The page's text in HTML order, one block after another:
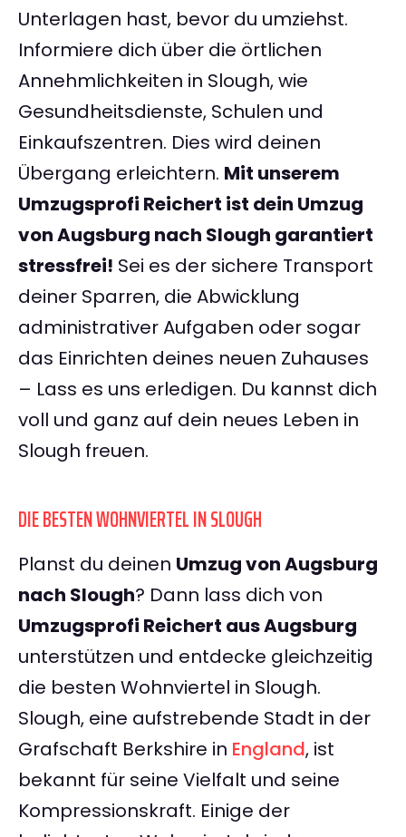
Unterlagen hast, bevor du umziehst.
Informiere dich über die örtlichen
Annehmlichkeiten in Slough, wie
Gesundheitsdienste, Schulen und
Einkaufszentren. Dies wird deinen
Übergang erleichtern. Mit unserem
Umzugsprofi Reichert ist dein Umzug
von Augsburg nach Slough garantiert
stressfrei! Sei es der sichere Transport
deiner Sparren, die Abwicklung
administrativer Aufgaben oder sogar
das Einrichten deines neuen Zuhauses
– Lass es uns erledigen. Du kannst dich
voll und ganz auf dein neues Leben in
Slough freuen.
DIE BESTEN WOHNVIERTEL IN SLOUGH
Planst du deinen Umzug von Augsburg
nach Slough? Dann lass dich von
Umzugsprofi Reichert aus Augsburg
unterstützen und entdecke gleichzeitig
die besten Wohnviertel in Slough.
Slough, eine aufstrebende Stadt in der
Grafschaft Berkshire in England, ist
bekannt für seine Vielfalt und seine
Kompressionskraft. Einige der